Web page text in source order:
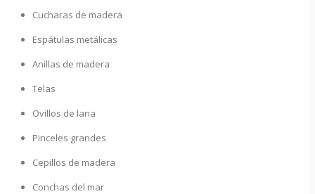
Cucharas de madera
Espátulas metálicas
Anillas de madera
Telas
Ovillos de lana
Pinceles grandes
Cepillos de madera
Conchas del mar